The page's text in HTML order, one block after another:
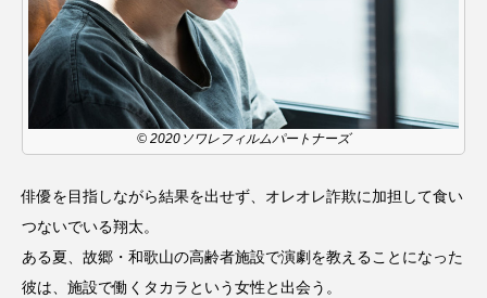
JAZZ KADOKAWA
LATE SHIFT Let's 追求 The 牛肉
lets追求the牛肉 LOST LAND
Playground/校庭
ROKKO森の音ミュージアム Rooting Aroma
© 2020ソワレフィルムパートナーズ
俳優を目指しながら結果を出せず、オレオレ詐欺に加担して食い
つないでいる翔太。
ある夏、故郷・和歌山の高齢者施設で演劇を教えることになった
彼は、施設で働くタカラという女性と出会う。